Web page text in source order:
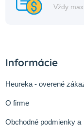
Vždy
Informácie
Heureka - overené
O firme
Obchodné podmienky a